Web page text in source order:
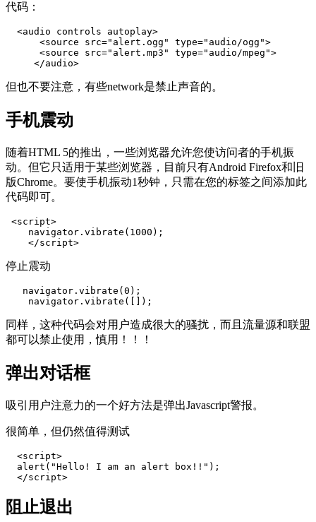
代码：
<audio controls autoplay>
<source src="alert.ogg" type="audio/ogg">
<source src="alert.mp3" type="audio/mpeg">
</audio>
但也不要注意，有些network是禁止声音的。
手机震动
随着HTML 5的推出，一些浏览器允许您使访问者的手机振
动。但它只适用于某些浏览器，目前只有Android Firefox和旧
版Chrome。要使手机振动1秒钟，只需在您的标签之间添加此
代码即可。
<script>
navigator.vibrate(1000);
</script>
停止震动
navigator.vibrate(0);
navigator.vibrate([]);
同样，这种代码会对用户造成很大的骚扰，而且流量源和联盟
都可以禁止使用，慎用！！！
弹出对话框
吸引用户注意力的一个好方法是弹出Javascript警报。
很简单，但仍然值得测试
<script>
alert("Hello! I am an alert box!!");
</script>
阻止退出